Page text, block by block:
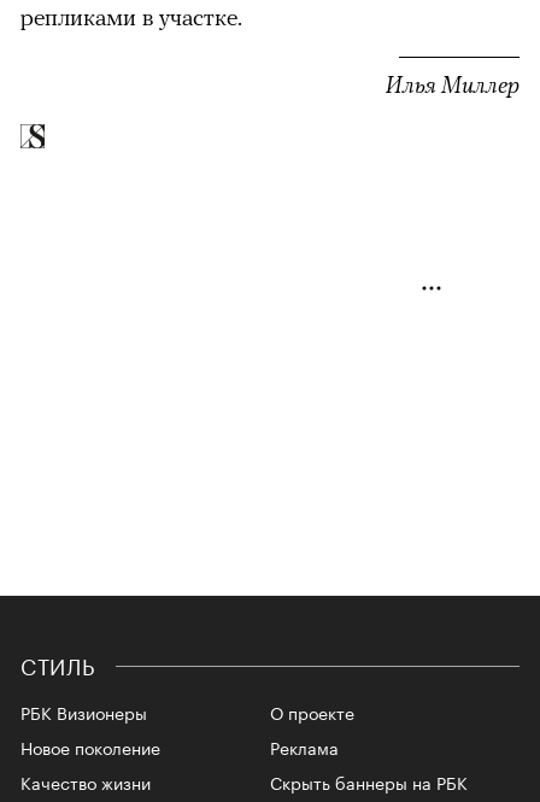
репликами в участке.
Илья Миллер
СТИЛЬ
РБК Визионеры
Новое поколение
Качество жизни
О проекте
Реклама
Скрыть баннеры на РБК